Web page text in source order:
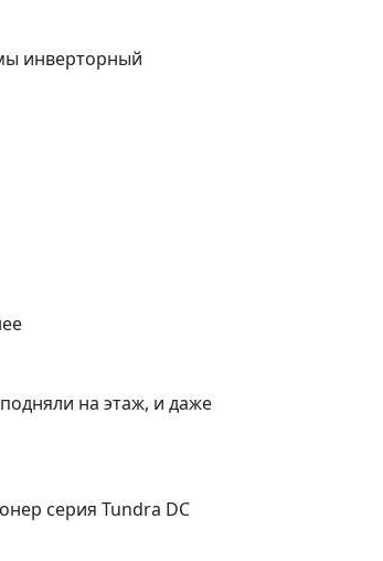
инверторный
на этаж, и даже
серия Tundra DC